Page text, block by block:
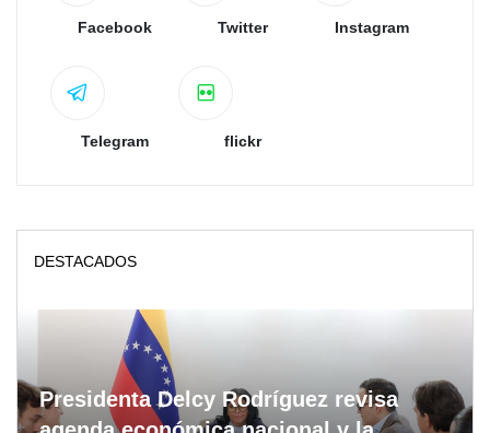
Facebook Twitter Instagram
Telegram flickr
DESTACADOS
Presidenta Delcy Rodríguez revisa